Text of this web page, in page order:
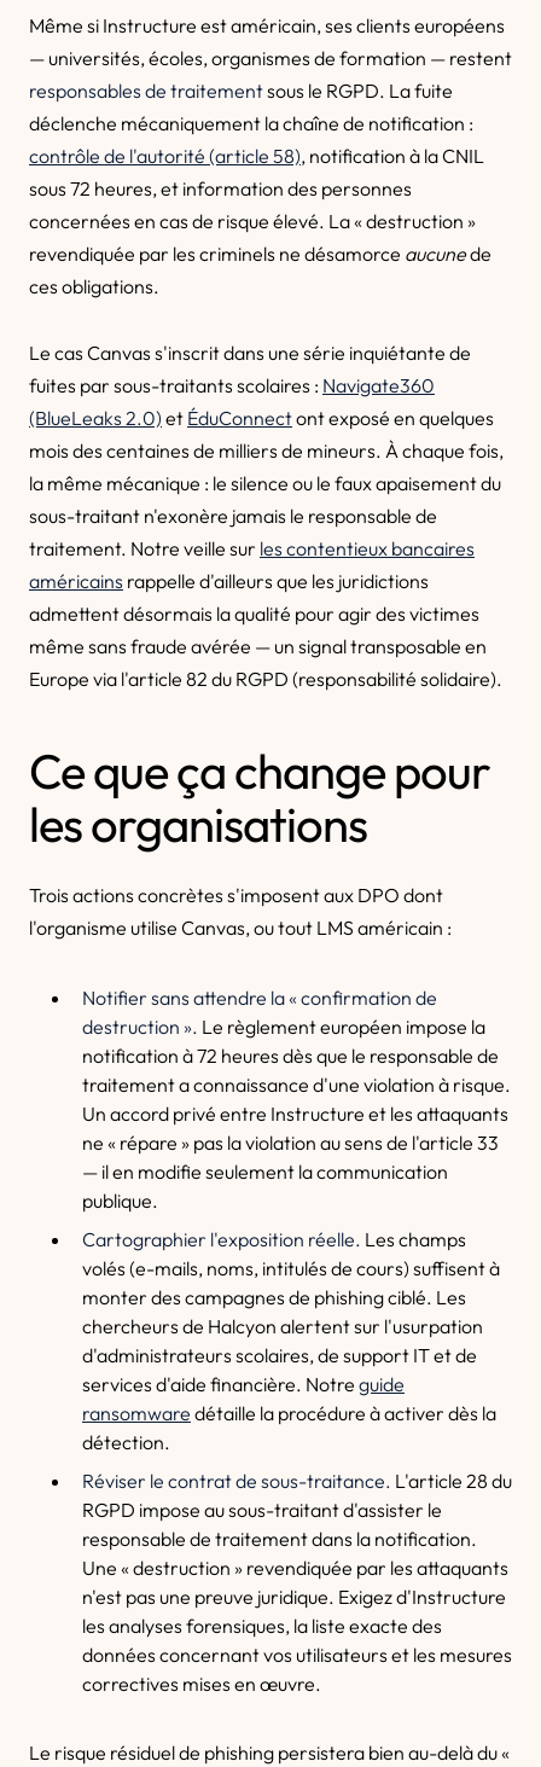
Même si Instructure est américain, ses clients européens
— universités, écoles, organismes de formation — restent
responsables de traitementsous le RGPD. La fuite
déclenche mécaniquement la chaîne de notification :
contrôle de l'autorité (article 58), notification à la CNIL
sous 72 heures, et information des personnes
concernées en cas de risque élevé. La « destruction »
revendiquée par les criminels ne désamorce aucunede
ces obligations.
Le cas Canvas s'inscrit dans une série inquiétante de
fuites par sous-traitants scolaires : Navigate360
(BlueLeaks 2.0) et ÉduConnectont exposé en quelques
mois des centaines de milliers de mineurs. À chaque fois,
la même mécanique : le silence ou le faux apaisement du
sous-traitant n'exonère jamais le responsable de
traitement. Notre veille sur les contentieux bancaires
américains rappelle d'ailleurs que les juridictions
admettent désormais la qualité pour agir des victimes
même sans fraude avérée — un signal transposable en
Europe via l'article 82 du RGPD (responsabilité solidaire).
Ce que ça change pour
les organisations
Trois actions concrètes s'imposent aux DPO dont
l'organisme utilise Canvas, ou tout LMS américain :
Notifier sans attendre la « confirmation de
destruction ». Le règlement européen impose la
notification à 72 heures dès que le responsable de
traitement a connaissance d'une violation à risque.
Un accord privé entre Instructure et les attaquants
ne « répare » pas la violation au sens de l'article 33
— il en modifie seulement la communication
publique.
Cartographier l'exposition réelle. Les champs
volés (e-mails, noms, intitulés de cours) suffisent à
monter des campagnes de phishing ciblé. Les
chercheurs de Halcyon alertent sur l'usurpation
d'administrateurs scolaires, de support IT et de
services d'aide financière. Notre guide
ransomware détaille la procédure à activer dès la
détection.
Réviser le contrat de sous-traitance. L'article 28 du
RGPD impose au sous-traitant d'assister le
responsable de traitement dans la notification.
Une « destruction » revendiquée par les attaquants
n'est pas une preuve juridique. Exigez d'Instructure
les analyses forensiques, la liste exacte des
données concernant vos utilisateurs et les mesures
correctives mises en œuvre.
Le risque résiduel de phishing persistera bien au-delà du «